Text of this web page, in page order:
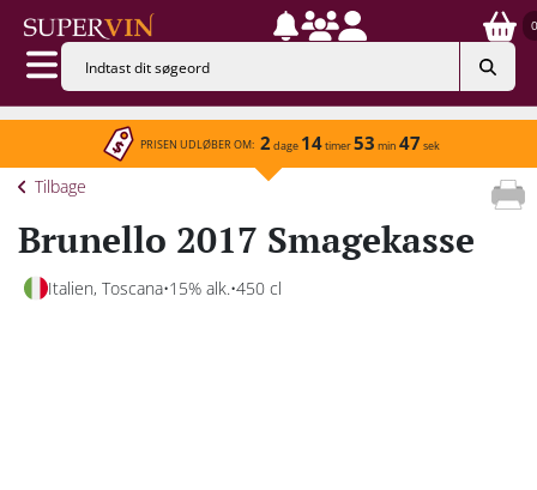
0
PRISEN UDLØBER OM: 2 dage 14timer53 min 47 sek
Tilbage
Brunello 2017 Smagekasse
Italien, Toscana 15% alk. 450 cl